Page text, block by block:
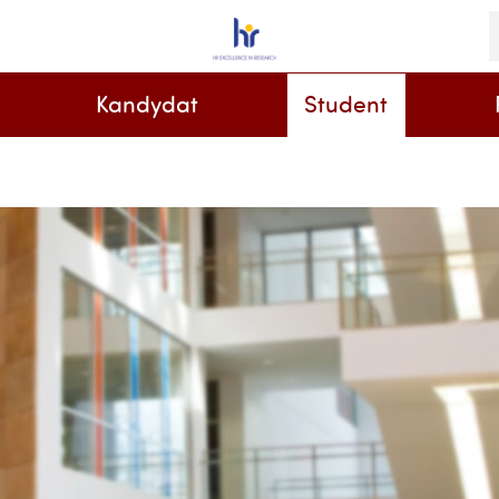
Kandydat Student